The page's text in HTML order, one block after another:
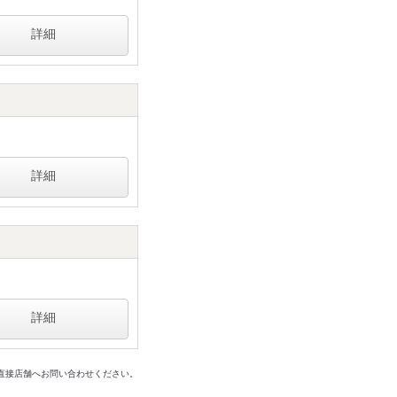
詳細
詳細
詳細
店舗へお問い合わせください。